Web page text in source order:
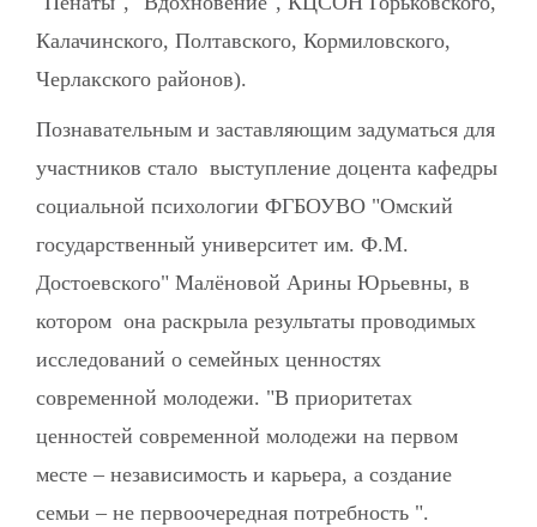
Калачинского, Полтавского, Кормиловского,
Черлакского районов).
Познавательным и заставляющим задуматься для
участников стало выступление доцента кафедры
социальной психологии ФГБОУВО "Омский
государственный университет им. Ф.М.
Достоевского" Малёновой Арины Юрьевны, в
котором она раскрыла результаты проводимых
исследований о семейных ценностях
современной молодежи. "В приоритетах
ценностей современной молодежи на первом
месте – независимость и карьера, а создание
семьи – не первоочередная потребность ".